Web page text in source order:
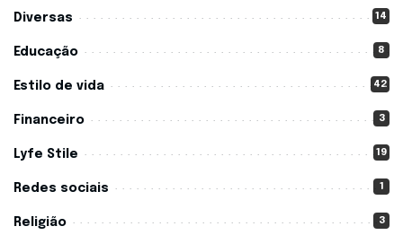
Diversas 14
Educação 8
Estilo de vida 42
Financeiro 3
Lyfe Stile 19
Redes sociais 1
Religião 3